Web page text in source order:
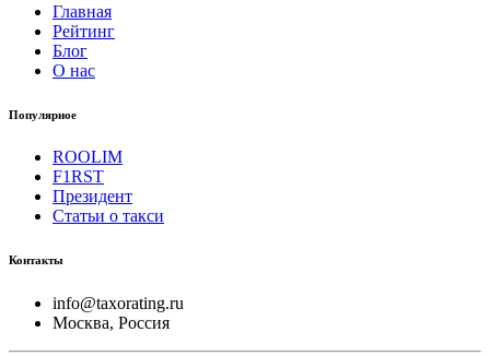
Главная
Рейтинг
Блог
О нас
Популярное
ROOLIM
F1RST
Президент
Статьи о такси
Контакты
info@taxorating.ru
Москва, Россия